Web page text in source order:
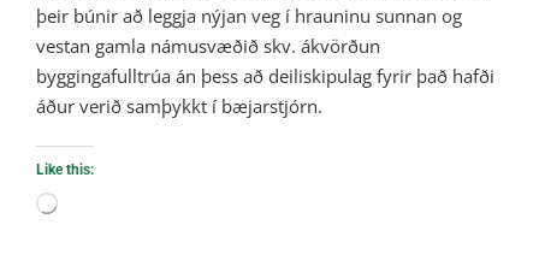
þeir búnir að leggja nýjan veg í hrauninu sunnan og
vestan gamla námusvæðið skv. ákvörðun
byggingafulltrúa án þess að deiliskipulag fyrir það hafði
áður verið samþykkt í bæjarstjórn.
Like this:
Loading…